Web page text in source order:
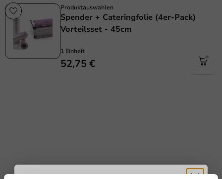
Produktauswahlen
Spender + Cateringfolie (4er-Pack)
Vorteilsset - 45cm
1 Einheit
52,75 €